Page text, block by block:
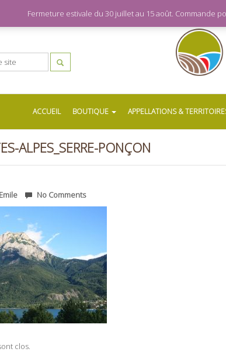
ACCUEIL BOUTIQUE APPELLATIONS &
ALPES_SERRE-PONÇON
Emile No Comments
clos.
Fermeture estivale du 30 juillet au 15 août. Commande